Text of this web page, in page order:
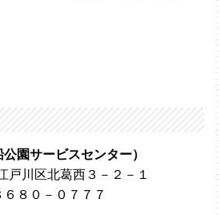
園サービスセンター）
川区北葛西３－２－１
８０－０７７７